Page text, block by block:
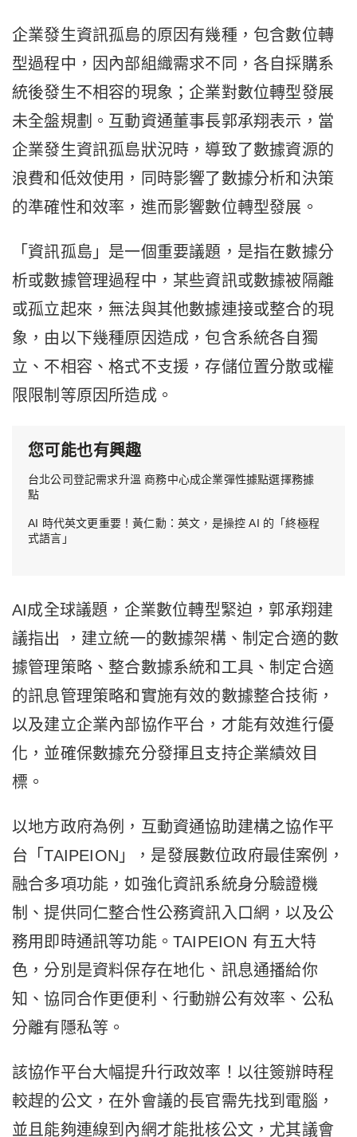
企業發生資訊孤島的原因有幾種，包含數位轉
型過程中，因內部組織需求不同，各自採購系
統後發生不相容的現象；企業對數位轉型發展
未全盤規劃。互動資通董事長郭承翔表示，當
企業發生資訊孤島狀況時，導致了數據資源的
浪費和低效使用，同時影響了數據分析和決策
的準確性和效率，進而影響數位轉型發展。
「資訊孤島」是一個重要議題，是指在數據分
析或數據管理過程中，某些資訊或數據被隔離
或孤立起來，無法與其他數據連接或整合的現
象，由以下幾種原因造成，包含系統各自獨
立、不相容、格式不支援，存儲位置分散或權
限限制等原因所造成。
您可能也有興趣
台北公司登記需求升溫 商務中心成企業彈性據點選擇務據
點
AI 時代英文更重要！黃仁勳：英文，是操控 AI 的「終極程
式語言」
AI成全球議題，企業數位轉型緊迫，郭承翔建
議指出 ，建立統一的數據架構、制定合適的數
據管理策略、整合數據系統和工具、制定合適
的訊息管理策略和實施有效的數據整合技術，
以及建立企業內部協作平台，才能有效進行優
化，並確保數據充分發揮且支持企業績效目
標。
以地方政府為例，互動資通協助建構之協作平
台「TAIPEION」，是發展數位政府最佳案例，
融合多項功能，如強化資訊系統身分驗證機
制、提供同仁整合性公務資訊入口網，以及公
務用即時通訊等功能。TAIPEION 有五大特
色，分別是資料保存在地化、訊息通播給你
知、協同合作更便利、行動辦公有效率、公私
分離有隱私等。
該協作平台大幅提升行政效率！以往簽辦時程
較趕的公文，在外會議的長官需先找到電腦，
並且能夠連線到內網才能批核公文，尤其議會